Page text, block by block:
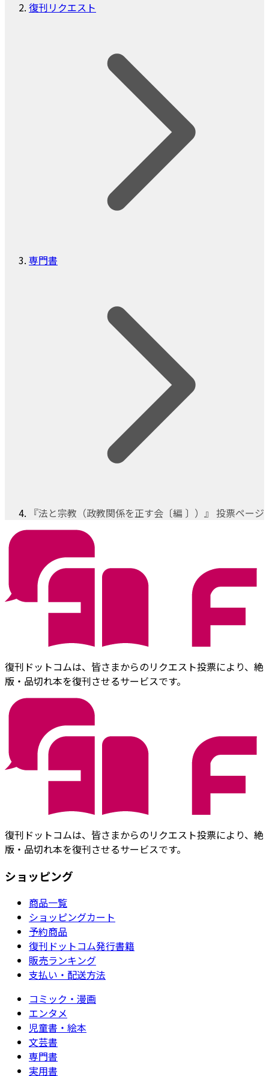
復刊リクエスト
専門書
『法と宗教（政教関係を正す会〔編 〕）』 投票ページ
復刊ドットコムは、皆さまからのリクエスト投票により、絶
版・品切れ本を復刊させるサービスです。
復刊ドットコムは、皆さまからのリクエスト投票により、絶
版・品切れ本を復刊させるサービスです。
ショッピング
商品一覧
ショッピングカート
予約商品
復刊ドットコム発行書籍
販売ランキング
支払い・配送方法
コミック・漫画
エンタメ
児童書・絵本
文芸書
専門書
実用書